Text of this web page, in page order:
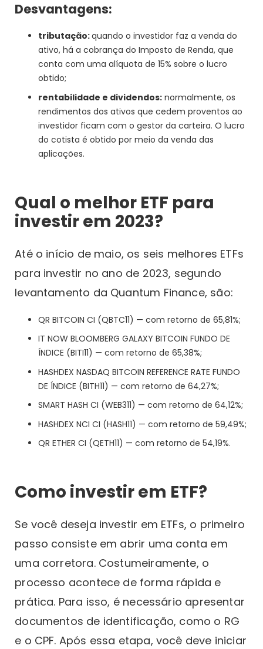
Desvantagens:
tributação:quando o investidor faz a venda do
ativo, há a cobrança do Imposto de Renda, que
conta com uma alíquota de 15% sobre o lucro
obtido;
rentabilidade e dividendos: normalmente, os
rendimentos dos ativos que cedem proventos ao
investidor ficam com o gestor da carteira. O lucro
do cotista é obtido por meio da venda das
aplicações.
Qual o melhor ETF para
investir em 2023?
Até o início de maio, os seis melhores ETFs
para investir no ano de 2023, segundo
levantamento da Quantum Finance, são:
QR BITCOIN CI (QBTC11) — com retorno de 65,81%;
IT NOW BLOOMBERG GALAXY BITCOIN FUNDO DE
ÍNDICE (BITI11) — com retorno de 65,38%;
HASHDEX NASDAQ BITCOIN REFERENCE RATE FUNDO
DE ÍNDICE (BITH11) — com retorno de 64,27%;
SMART HASH CI (WEB311) — com retorno de 64,12%;
HASHDEX NCI CI (HASH11) — com retorno de 59,49%;
QR ETHER CI (QETH11) — com retorno de 54,19%.
Como investir em ETF?
Se você deseja investir em ETFs, o primeiro
passo consiste em abrir uma conta em
uma corretora. Costumeiramente, o
processo acontece de forma rápida e
prática. Para isso, é necessário apresentar
documentos de identificação, como o RG
e o CPF. Após essa etapa, você deve iniciar